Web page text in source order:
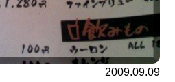
2009.09.09